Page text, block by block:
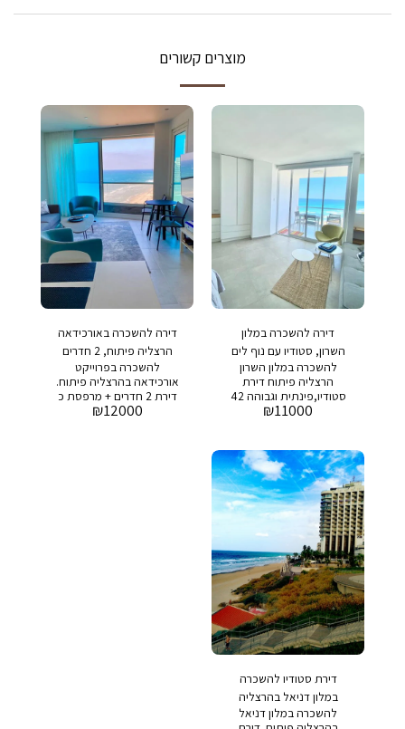
מוצרים קשורים
דירה להשכרה במלון
השרון, סטודיו עם נוף לים
להשכרה במלון השרון
הרצליה פיתוח דירת
סטודיו,פינתית וגבוהה 42
מטר + מרפסת משופצת
ושמירה 24/7 מחיר מבוקש
: 11,000 שח אחזקה :
1,500 שח
₪11000
דירה להשכרה באורכידאה
הרצליה פיתוח, 2 חדרים
להשכרה בפרוייקט
אורכידאה בהרצליה פיתוח.
דירת 2 חדרים + מרפסת כ
50 מר + 5 מר מרפסת
₪12000
דירת סטודיו להשכרה
במלון דניאל בהרצליה
פיתוח.
להשכרה במלון דניאל